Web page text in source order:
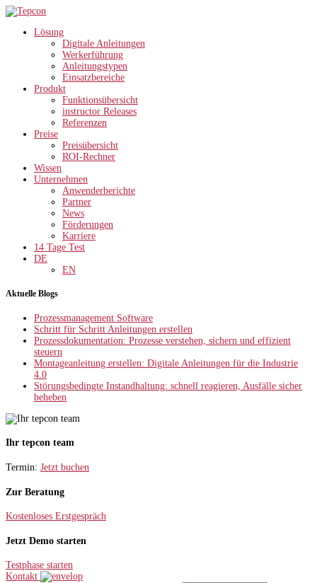
Lösung
Digitale Anleitungen
Werkerführung
Anleitungstypen
Einsatzbereiche
Produkt
Funktionsübersicht
instructor Releases
Referenzen
Preise
Preisübersicht
ROI-Rechner
Wissen
Unternehmen
Anwenderberichte
Partner
News
Förderungen
Karriere
14 Tage Test
DE
EN
Aktuelle Blogs
Prozessmanagement Software
Schritt für Schritt Anleitungen erstellen
Prozessdokumentation: Prozesse verstehen, sichern und effizient
steuern
Montageanleitung erstellen: Digitale Anleitungen für die Industrie
4.0
Störungsbedingte Instandhaltung: schnell reagieren, Ausfälle sicher
beheben
Ihr tepcon team
Termin: Jetzt buchen
Zur Beratung
Kostenloses Erstgespräch
Jetzt Demo starten
Testphase starten
Kontakt